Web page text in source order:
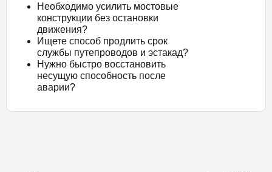
Необходимо усилить мостовые
конструкции без остановки
движения?
Ищете способ продлить срок
службы путепроводов и эстакад?
Нужно быстро восстановить
несущую способность после
аварии?